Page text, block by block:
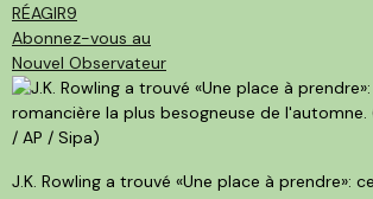
RÉAGIR9
Abonnez-vous au
Nouvel Observateur
J.K. Rowling a trouvé «Une place à prendre»: